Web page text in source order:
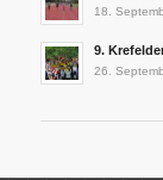
18.
9.
26.